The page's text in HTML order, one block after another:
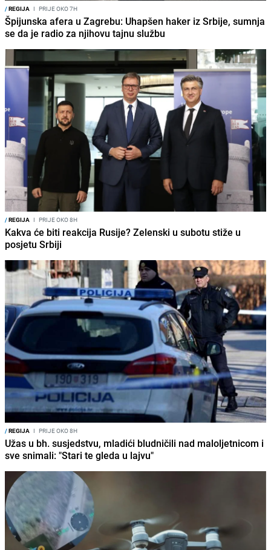
/REGIJA I PRIJE OKO 7H
Špijunska afera u Zagrebu: Uhapšen haker iz Srbije, sumnja
se da je radio za njihovu tajnu službu
/REGIJA I PRIJE OKO 8H
Kakva će biti reakcija Rusije? Zelenski u subotu stiže u
posjetu Srbiji
/REGIJA I PRIJE OKO 8H
Užas u bh. susjedstvu, mladići bludničili nad maloljetnicom i
sve snimali: "Stari te gleda u lajvu"